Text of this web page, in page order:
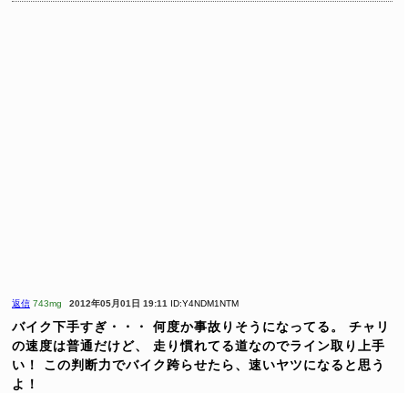
返信 743mg 2012年05月01日 19:11 ID:Y4NDM1NTM
バイク下手すぎ・・・ 何度か事故りそうになってる。
チャリ
の速度は普通だけど、
走り慣れてる道なのでライン取り上手
い！
この判断力でバイク跨らせたら、速いヤツになると思う
よ！